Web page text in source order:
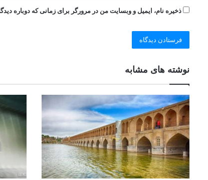
ذخیره نام، ایمیل و وبسایت من در مرورگر برای زمانی که دوباره
نوشته های مشابه